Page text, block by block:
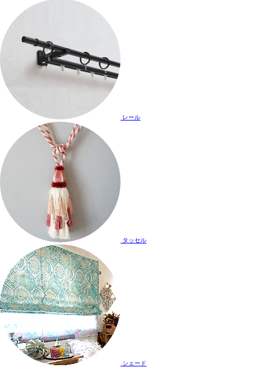
レール
タッセル
シェード